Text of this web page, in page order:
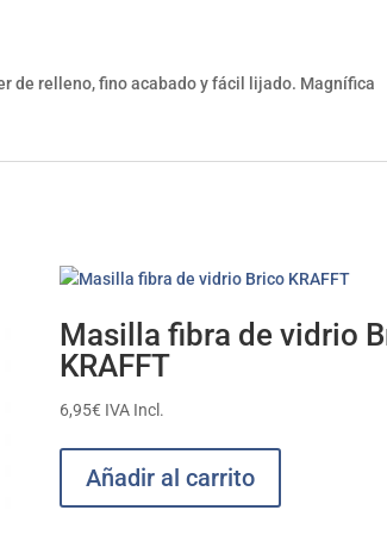
de relleno, fino acabado y fácil lijado. Magnífica
Masilla fibra de vidrio
KRAFFT
6,95€ IVA Incl.
Añadir al carrito